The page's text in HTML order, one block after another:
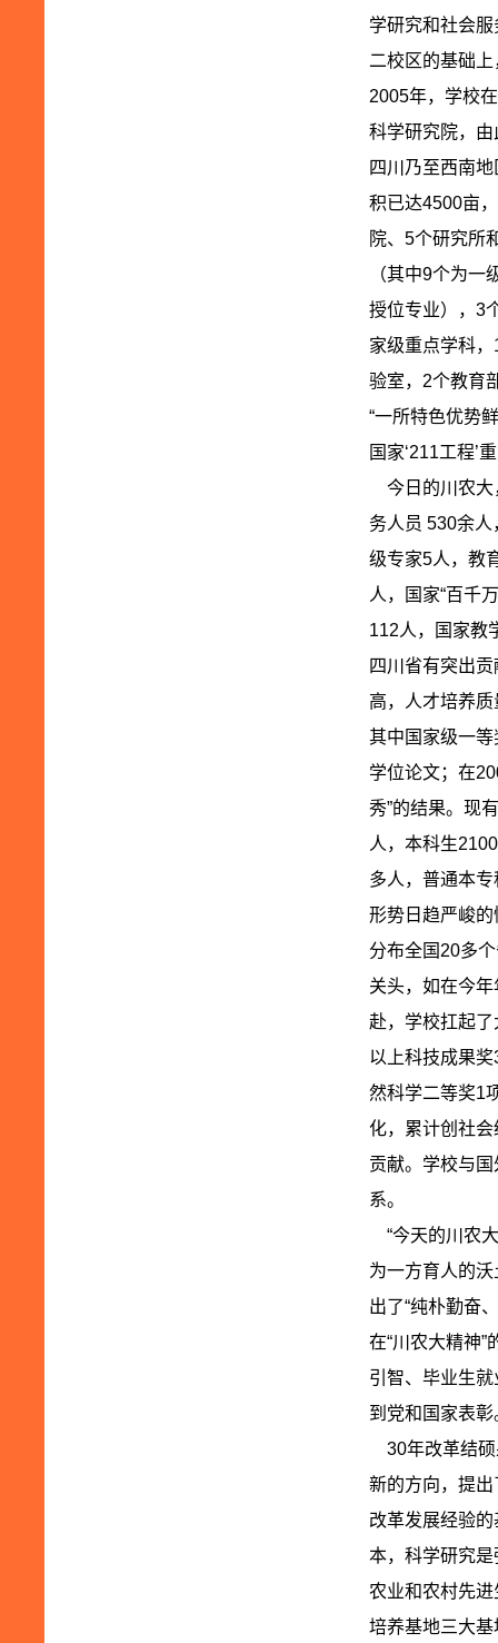
学研究和社会
二校区的基础
2005年，学校
科学研究院，
四川乃至西南
积已达4500亩
院、5个研究所
（其中9个为
授位专业），3
家级重点学科
验室，2个教育
“一所特色优势
国家‘211工程’
今日的川农大
务人员 530余
级专家5人，教
人，国家“百千
112人，国家教
四川省有突出
高，人才培养
其中国家级一
学位论文；在
秀”的结果。现
人，本科生
多人，普通本
形势日趋严峻
分布全国20多
关头，如在今
赴，学校扛起
以上科技成果
然科学二等奖1
化，累计创社
贡献。学校与
系。
“今天的川农
为一方育人的
出了“纯朴勤奋
在“川农大精神
引智、毕业生
到党和国家表彰
30年改革结硕
新的方向，提
改革发展经验
本，科学研究是
农业和农村先
培养基地三大基